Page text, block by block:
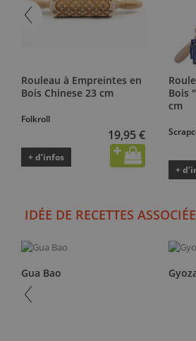
Rouleau à Empreintes en
Bois Chinese 23 cm
Folkroll
19,95 €
+ d’infos
Bois
cm
+
IDÉE DE RECETTES
Gua Bao